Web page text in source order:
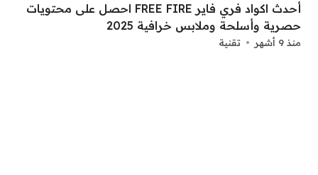
أحدث اكواد فري فاير FREE FIRE احصل على محتويات
حصرية وأسلحة وملابس خرافية 2025
منذ 9 أشهر تقنية